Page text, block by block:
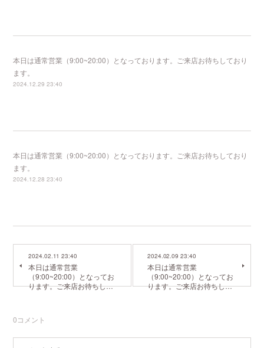
本日は通常営業（9:00~20:00）となっております。ご来店お待ちしており
ます。
2024.12.29 23:40
本日は通常営業（9:00~20:00）となっております。ご来店お待ちしており
ます。
2024.12.28 23:40
2024.02.11 23:40
本日は通常営業
（9:00~20:00）となってお
ります。ご来店お待ちし…
2024.02.09 23:40
本日は通常営業
（9:00~20:00）となってお
ります。ご来店お待ちし…
0コメント